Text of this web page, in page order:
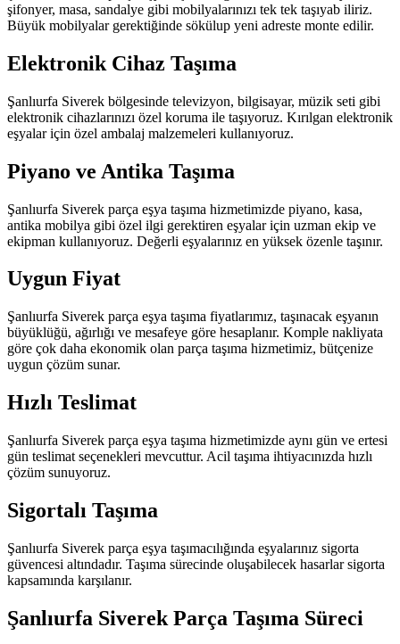
şifonyer, masa, sandalye gibi mobilyalarınızı tek tek taşıyab iliriz.
Büyük mobilyalar gerektiğinde sökülup yeni adreste monte edilir.
Elektronik Cihaz Taşıma
Şanlıurfa Siverek bölgesinde televizyon, bilgisayar, müzik seti gibi
elektronik cihazlarınızı özel koruma ile taşıyoruz. Kırılgan elektronik
eşyalar için özel ambalaj malzemeleri kullanıyoruz.
Piyano ve Antika Taşıma
Şanlıurfa Siverek parça eşya taşıma hizmetimizde piyano, kasa,
antika mobilya gibi özel ilgi gerektiren eşyalar için uzman ekip ve
ekipman kullanıyoruz. Değerli eşyalarınız en yüksek özenle taşınır.
Uygun Fiyat
Şanlıurfa Siverek parça eşya taşıma fiyatlarımız, taşınacak eşyanın
büyüklüğü, ağırlığı ve mesafeye göre hesaplanır. Komple nakliyata
göre çok daha ekonomik olan parça taşıma hizmetimiz, bütçenize
uygun çözüm sunar.
Hızlı Teslimat
Şanlıurfa Siverek parça eşya taşıma hizmetimizde aynı gün ve ertesi
gün teslimat seçenekleri mevcuttur. Acil taşıma ihtiyacınızda hızlı
çözüm sunuyoruz.
Sigortalı Taşıma
Şanlıurfa Siverek parça eşya taşımacılığında eşyalarınız sigorta
güvencesi altındadır. Taşıma sürecinde oluşabilecek hasarlar sigorta
kapsamında karşılanır.
Şanlıurfa Siverek Parça Taşıma Süreci